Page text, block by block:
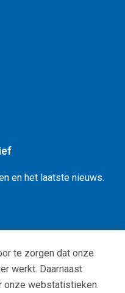
te zorgen dat onze
werkt. Daarnaast
onze webstatistieken.
en het laatste nieuws.